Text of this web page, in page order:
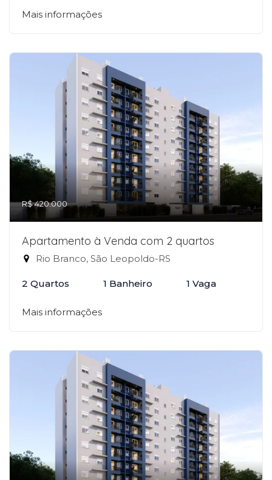
Mais informações
R$ 420.000
Apartamento à Venda com 2 quartos
Rio Branco, São Leopoldo-RS
2 Quartos 1 Banheiro 1 Vaga
Mais informações